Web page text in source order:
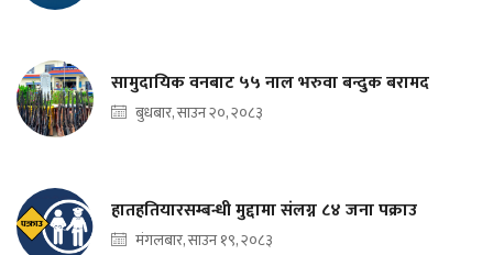
सामुदायिक वनबाट ५५ नाल भरुवा बन्दुक बरामद
बुधबार, साउन २०, २०८३
हातहतियारसम्बन्धी मुद्दामा संलग्न ८४ जना पक्राउ
मंगलबार, साउन १९, २०८३